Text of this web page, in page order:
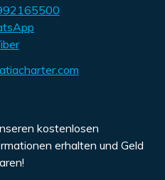
kostenlosen
erhalten und Geld